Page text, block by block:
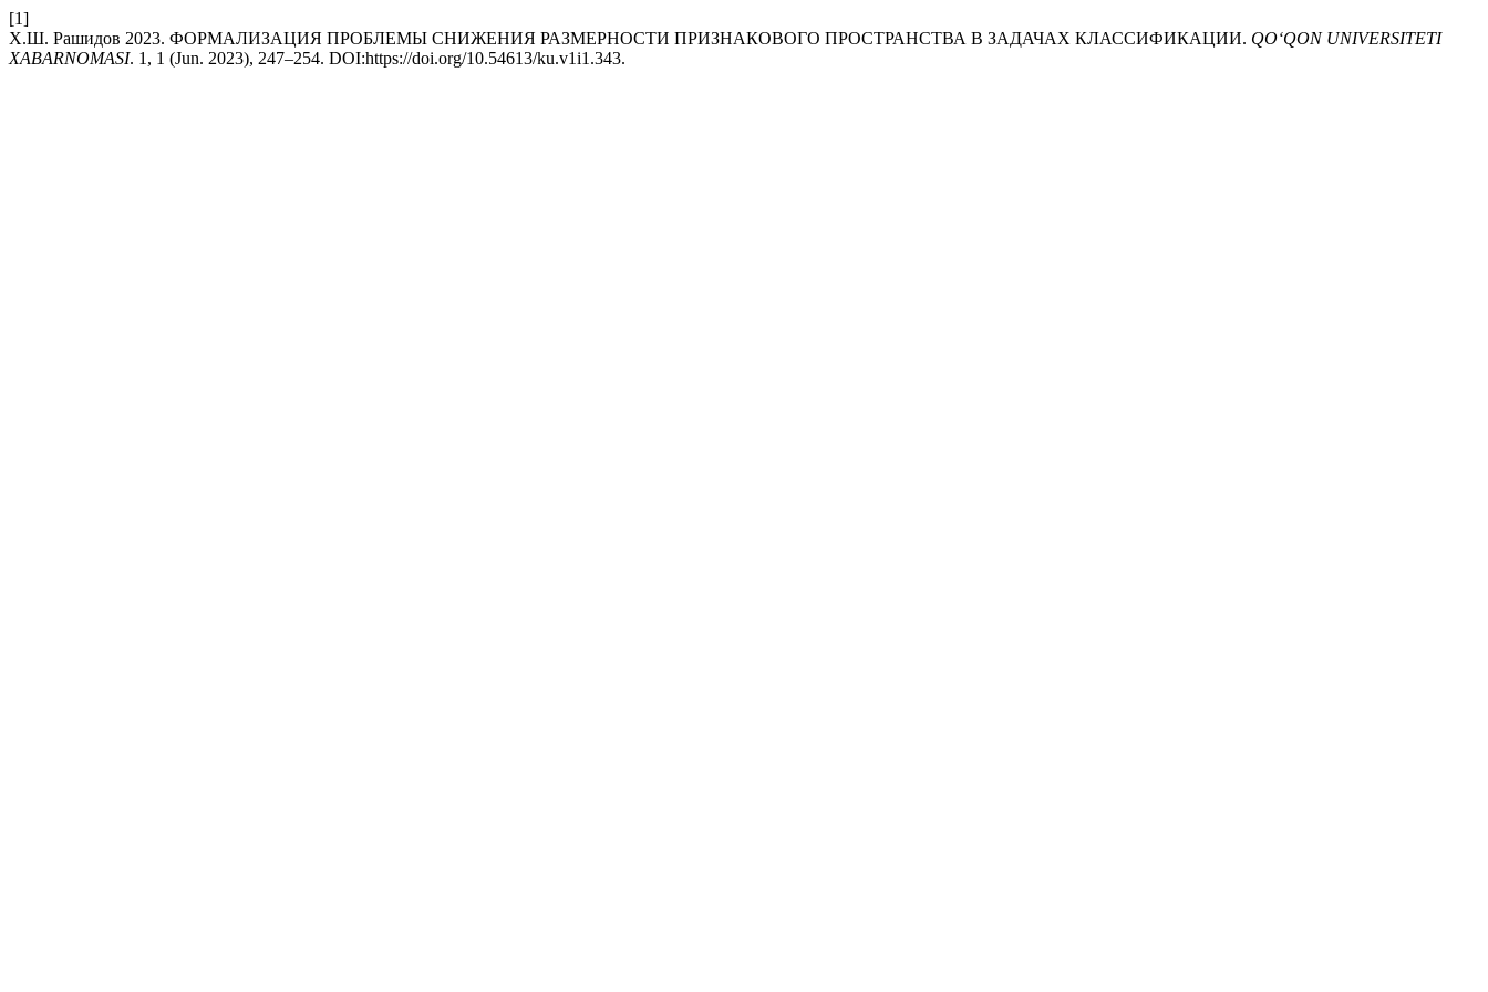
[1]
Х.Ш. Рашидов 2023. ФОРМАЛИЗАЦИЯ ПРОБЛЕМЫ СНИЖЕНИЯ РАЗМЕРНОСТИ ПРИЗНАКОВОГО ПРОСТРАНСТВА В ЗАДАЧАХ КЛАССИФИКАЦИИ. QO‘QON UNIVERSITETI
XABARNOMASI. 1, 1 (Jun. 2023), 247–254. DOI:https://doi.org/10.54613/ku.v1i1.343.